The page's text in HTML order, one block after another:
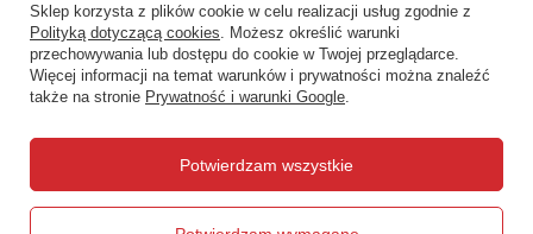
Social Media
biuro@centrumwarsztatowe.pl
CentrumWarsztatowe.pl
Sklep korzysta z plików cookie w celu realizacji usług zgodnie z
Polityką dotyczącą cookies. Możesz określić warunki
przechowywania lub dostępu do cookie w Twojej przeglądarce.
Więcej informacji na temat warunków i prywatności można znaleźć
także na stronie Prywatność i warunki Google.
Potwierdzam wszystkie